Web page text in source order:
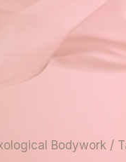
Bodywork /